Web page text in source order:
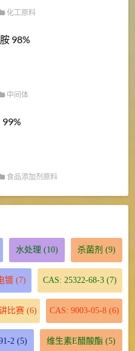
化工原料
98%
中间体
食品添加剂原料
水处理 (10) 杀菌剂 (9)
镀 (7) CAS: 25322-68-3 (7)
比赛(6) CAS: 9003-05-8(6)
2 (5) 维生素E醋酸酯 (5)